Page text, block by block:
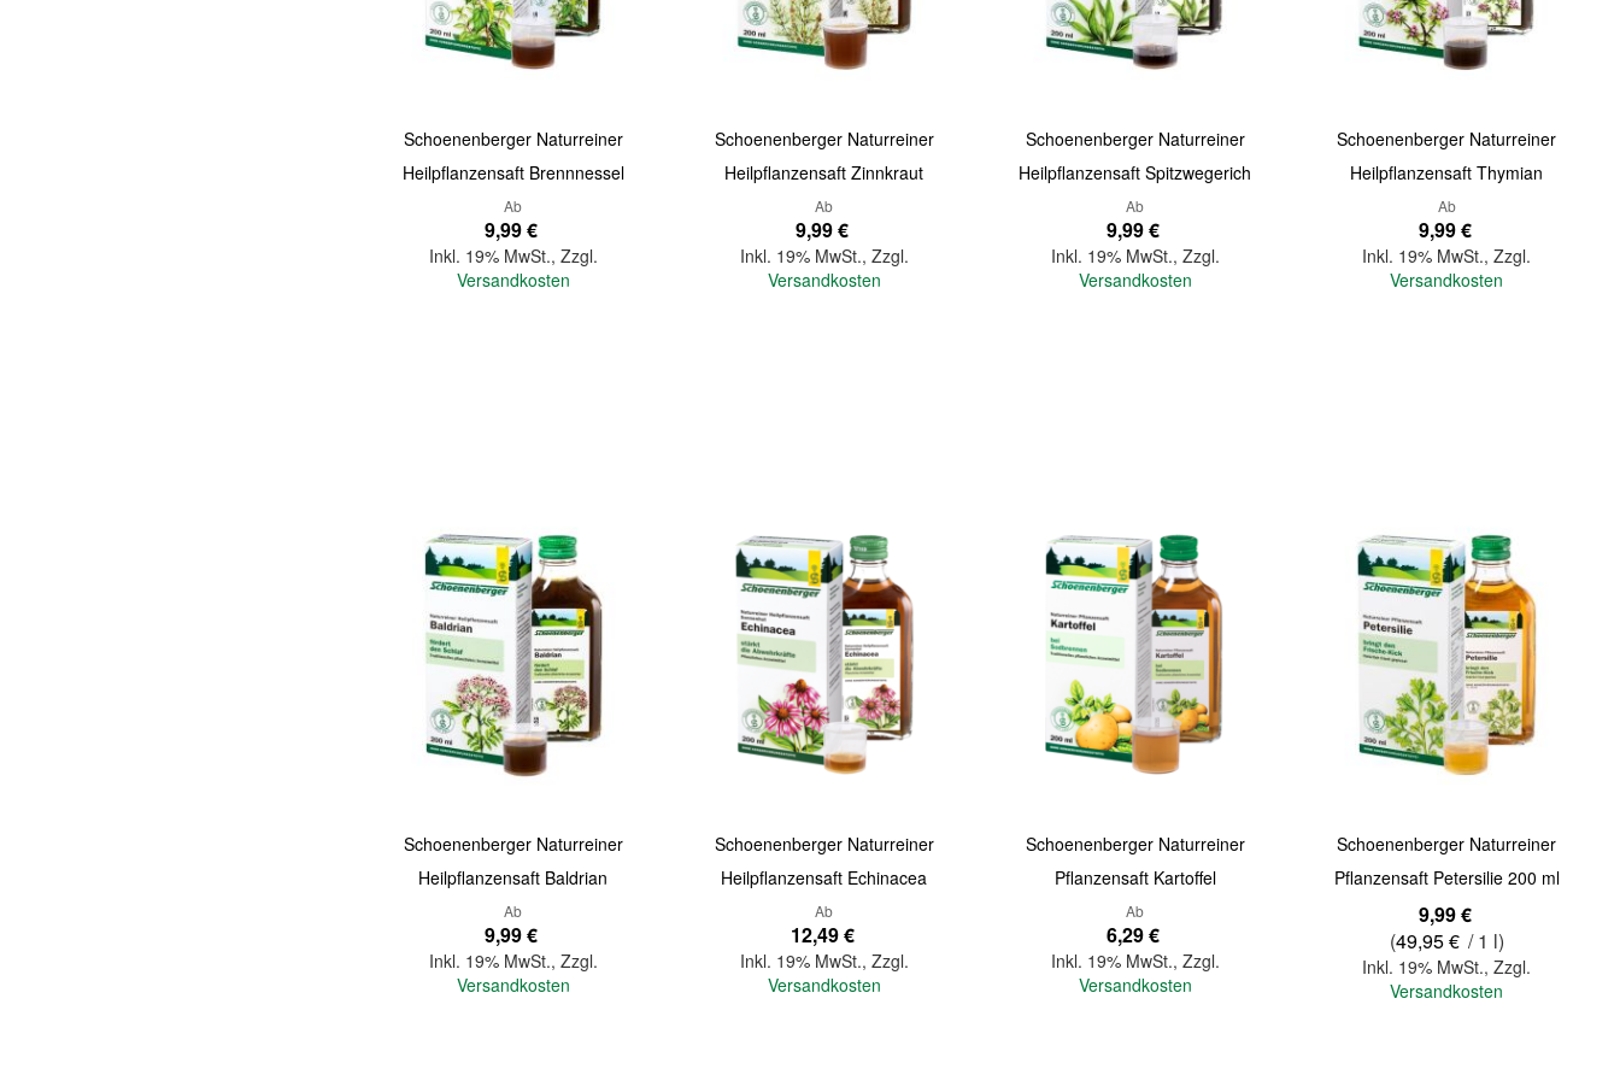
Schoenenberger Naturreiner
Heilpflanzensaft Brennnessel
Ab
9,99 €
Inkl. 19% MwSt., Zzgl.
Versandkosten
Schoenenberger Naturreiner
Heilpflanzensaft Zinnkraut
Ab
9,99 €
Inkl. 19% MwSt., Zzgl.
Versandkosten
Schoenenberger Naturreiner
Heilpflanzensaft Spitzwegerich
Ab
9,99 €
Inkl. 19% MwSt., Zzgl.
Versandkosten
Quickview
Schoenenberger Naturreiner
Heilpflanzensaft Thymian
Ab
9,99 €
Inkl. 19% MwSt.,Zzgl.
Versandkosten
Schoenenberger Naturreiner
Heilpflanzensaft Baldrian
Ab
9,99 €
Inkl. 19% MwSt., Zzgl.
Versandkosten
Schoenenberger Naturreiner
Heilpflanzensaft Echinacea
Ab
12,49 €
Inkl. 19% MwSt., Zzgl.
Versandkosten
Schoenenberger Naturreiner
Pflanzensaft Kartoffel
Ab
6,29 €
Inkl. 19% MwSt., Zzgl.
Versandkosten
Schoenenberger Naturreiner
Pflanzensaft Petersilie 200 ml
9,99 €
(49,95 € / 1 l)
Inkl. 19% MwSt.,Zzgl.
Versandkosten